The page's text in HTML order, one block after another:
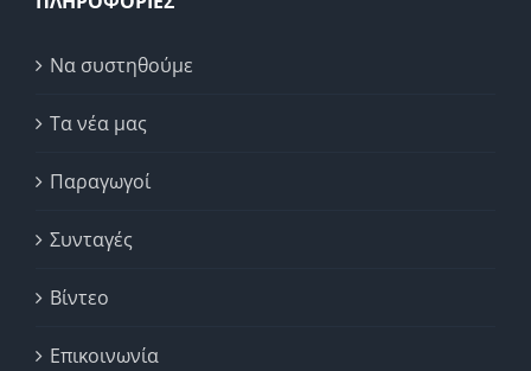
Να συστηθούμε
Τα νέα μας
Παραγωγοί
Συνταγές
Βίντεο
Επικοινωνία